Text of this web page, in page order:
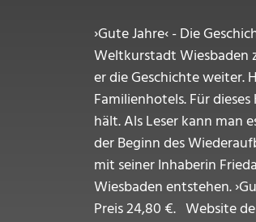
›Gute Jahre‹ - Die
Weltkurstadt Wiesbaden
er die Geschichte weiter.
Familienhotels. Für
hält. Als Leser kann man
der Beginn des
mit seiner Inhaberin
Wiesbaden entstehen.
Preis 24,80 €. Website